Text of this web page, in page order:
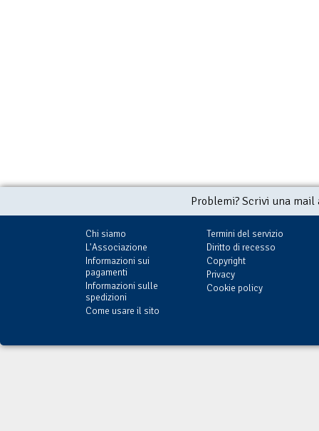
Problemi? Scrivi una
Chi siamo
L'Associazione
Informazioni sui
pagamenti
Informazioni sulle
spedizioni
Come usare il sito
Termini del servizio
Diritto di recesso
Copyright
Privacy
Cookie policy